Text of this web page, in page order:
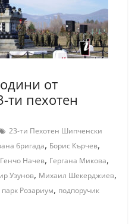
от
ти пехотен
23-ти Пехотен Шипченски
бригада, Борис Кърчев,
Генчо Начев, Гергана Микова,
Узунов, Михаил Шекерджиев,
парк Розариум, подпоручик